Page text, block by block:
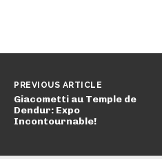
PREVIOUS ARTICLE
Giacometti au Temple de
Dendur: Expo
Incontournable!